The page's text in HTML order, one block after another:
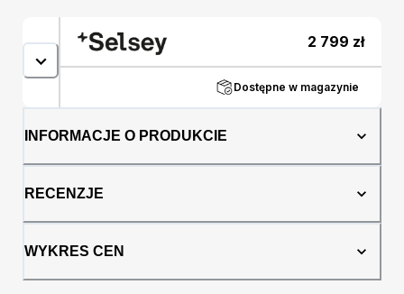
najlepszym wydaniu. Cechą
charakterystyczną oferowanego przez nas
produktu jest jego minimalistyczna, pełna
lekkości bryła. Łagodnie zaokrąglone, miękkie
linie oparcia oraz siedziska kuszą tutaj
warunkach, a wypełniona najwyższej jakości
materiałami powierzchnia dotrzymuje danego
użytkownika. Zapomnij zatem o wszelkich
troskach i naładuj wyczerpane ciężką pracą
najbardziej! Być może sięgniesz po ciekawą
książkę, by na wiele godzin pogrążyć się w
2 799 zł
Dostępne w magazynie
INFORMACJE O PRODUKCIE
RECENZJE
WYKRES CEN